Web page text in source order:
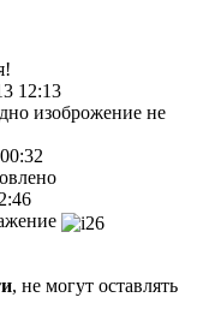
12:13
изоброжение не
, не могут оставлять